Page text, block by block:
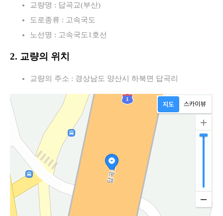
교량명 : 답곡교(부산)
도로종류 : 고속국도
노선명 : 고속국도1호선
2. 교량의 위치
교량의 주소 : 경상남도 양산시 하북면 답곡리